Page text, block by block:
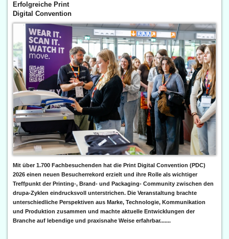
Erfolgreiche Print
Digital Convention
Mit über 1.700 Fachbesuchenden hat die Print Digital Convention (PDC)
2026 einen neuen Besucherrekord erzielt und ihre Rolle als wichtiger
Treffpunkt der Printing-, Brand- und Packaging- Community zwischen den
drupa-Zyklen eindrucksvoll unterstrichen. Die Veranstaltung brachte
unterschiedliche Perspektiven aus Marke, Technologie, Kommunikation
und Produktion zusammen und machte aktuelle Entwicklungen der
Branche auf lebendige und praxisnahe Weise erfahrbar.......